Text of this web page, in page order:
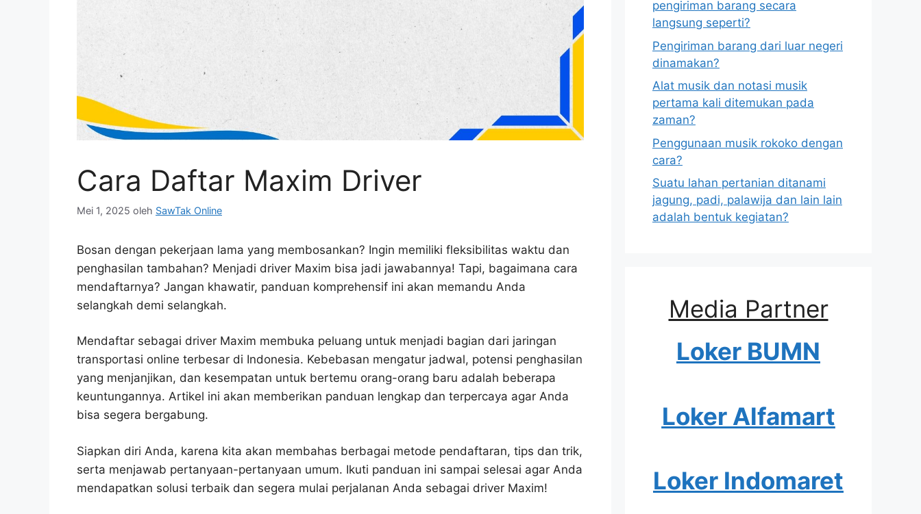
Cara Daftar Maxim Driver
Mei 1, 2025 oleh SawTak Online
Bosan dengan pekerjaan lama yang membosankan? Ingin memiliki fleksibilitas waktu dan
penghasilan tambahan? Menjadi driver Maxim bisa jadi jawabannya! Tapi, bagaimana cara
mendaftarnya? Jangan khawatir, panduan komprehensif ini akan memandu Anda
selangkah demi selangkah.
Mendaftar sebagai driver Maxim membuka peluang untuk menjadi bagian dari jaringan
transportasi online terbesar di Indonesia. Kebebasan mengatur jadwal, potensi penghasilan
yang menjanjikan, dan kesempatan untuk bertemu orang-orang baru adalah beberapa
keuntungannya. Artikel ini akan memberikan panduan lengkap dan terpercaya agar Anda
bisa segera bergabung.
Siapkan diri Anda, karena kita akan membahas berbagai metode pendaftaran, tips dan trik,
serta menjawab pertanyaan-pertanyaan umum. Ikuti panduan ini sampai selesai agar Anda
mendapatkan solusi terbaik dan segera mulai perjalanan Anda sebagai driver Maxim!
pengiriman barang secara
langsung seperti?
Pengiriman barang dari luar negeri
dinamakan?
Alat musik dan notasi musik
pertama kali ditemukan pada
zaman?
Penggunaan musik rokoko dengan
cara?
Suatu lahan pertanian ditanami
jagung, padi, palawija dan lain lain
adalah bentuk kegiatan?
Media Partner
Loker BUMN
Loker Alfamart
Loker Indomaret